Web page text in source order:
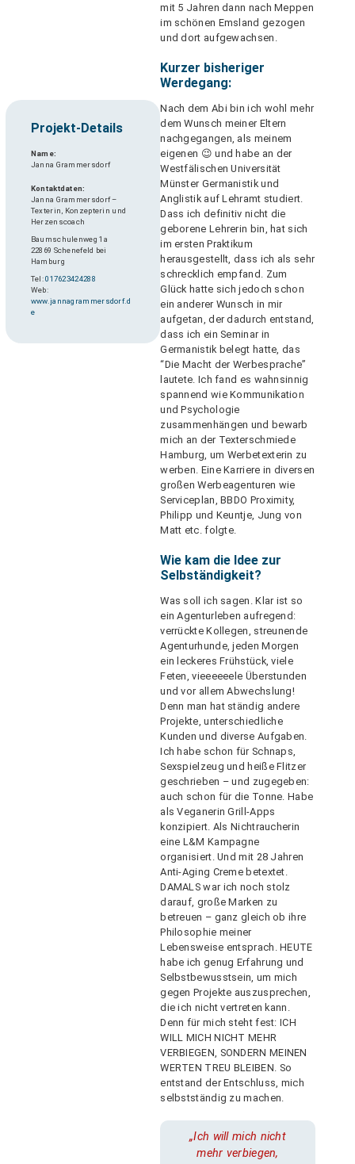
Projekt-Details
Name:
Janna Grammersdorf
Kontaktdaten:
Janna Grammersdorf –
Texterin, Konzepterin und
Herzenscoach
Baumschulenweg 1a
22869 Schenefeld bei
Hamburg
Tel:017623424288
Web:
www.jannagrammersdorf.d
e
mit 5 Jahren dann nach Meppen
im schönen Emsland gezogen
und dort aufgewachsen.
Kurzer bisheriger
Werdegang:
Nach dem Abi bin ich wohl mehr
dem Wunsch meiner Eltern
nachgegangen, als meinem
eigenen 😉 und habe an der
Westfälischen Universität
Münster Germanistik und
Anglistik auf Lehramt studiert.
Dass ich definitiv nicht die
geborene Lehrerin bin, hat sich
im ersten Praktikum
herausgestellt, dass ich als sehr
schrecklich empfand. Zum
Glück hatte sich jedoch schon
ein anderer Wunsch in mir
aufgetan, der dadurch entstand,
dass ich ein Seminar in
Germanistik belegt hatte, das
“Die Macht der Werbesprache”
lautete. Ich fand es wahnsinnig
spannend wie Kommunikation
und Psychologie
zusammenhängen und bewarb
mich an der Texterschmiede
Hamburg, um Werbetexterin zu
werben. Eine Karriere in diversen
großen Werbeagenturen wie
Serviceplan, BBDO Proximity,
Philipp und Keuntje, Jung von
Matt etc. folgte.
Wie kam die Idee zur
Selbständigkeit?
Was soll ich sagen. Klar ist so
ein Agenturleben aufregend:
verrückte Kollegen, streunende
Agenturhunde, jeden Morgen
ein leckeres Frühstück, viele
Feten, vieeeeeele Überstunden
und vor allem Abwechslung!
Denn man hat ständig andere
Projekte, unterschiedliche
Kunden und diverse Aufgaben.
Ich habe schon für Schnaps,
Sexspielzeug und heiße Flitzer
geschrieben – und zugegeben:
auch schon für die Tonne. Habe
als Veganerin Grill-Apps
konzipiert. Als Nichtraucherin
eine L&M Kampagne
organisiert. Und mit 28 Jahren
Anti-Aging Creme betextet.
DAMALS war ich noch stolz
darauf, große Marken zu
betreuen – ganz gleich ob ihre
Philosophie meiner
Lebensweise entsprach. HEUTE
habe ich genug Erfahrung und
Selbstbewusstsein, um mich
gegen Projekte auszusprechen,
die ich nicht vertreten kann.
Denn für mich steht fest: ICH
WILL MICH NICHT MEHR
VERBIEGEN, SONDERN MEINEN
WERTEN TREU BLEIBEN. So
entstand der Entschluss, mich
selbstständig zu machen.
„Ich will mich nicht
mehr verbiegen,